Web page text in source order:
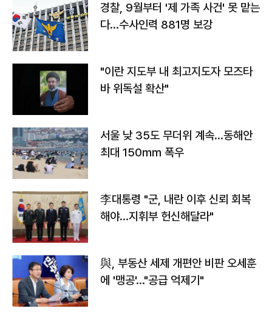
경찰, 9월부터 '제 가족 사건' 못 맡는
다…수사인력 881명 보강
"이란 지도부 내 최고지도자 모즈타
바 위독설 확산"
서울 낮 35도 무더위 계속…동해안
최대 150㎜ 폭우
李대통령 "군, 내란 이후 신뢰 회복
해야…지휘부 헌신해달라"
與, 부동산 세제 개편안 비판 오세훈
에 '맹공'…"공급 억제기"